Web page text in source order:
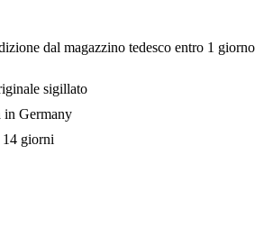
dal magazzino tedesco entro 1 giorno
sigillato
in Germany
14 giorni